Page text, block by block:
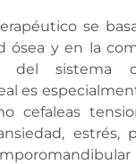
se
ósea y en la
del sistema
es
cefaleas
estrés,